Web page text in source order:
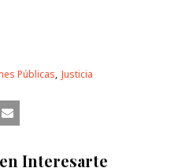
Públicas Justicia
Interesarte